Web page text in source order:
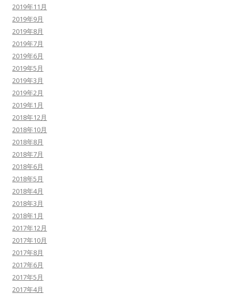
2019年11月
2019年9月
2019年8月
2019年7月
2019年6月
2019年5月
2019年3月
2019年2月
2019年1月
2018年12月
2018年10月
2018年8月
2018年7月
2018年6月
2018年5月
2018年4月
2018年3月
2018年1月
2017年12月
2017年10月
2017年8月
2017年6月
2017年5月
2017年4月